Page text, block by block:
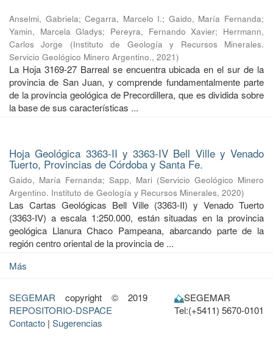
Anselmi, Gabriela;Cegarra, Marcelo I.; Gaido, María Fernanda;
Yamin, Marcela Gladys; Pereyra, Fernando Xavier; Herrmann,
Carlos Jorge
(Instituto de Geología y Recursos Minerales.
Servicio Geológico Minero Argentino., 2021)
La Hoja 3169-27 Barreal se encuentra ubicada en el sur de la
provincia de San Juan, y comprende fundamentalmente parte
de la provincia geológica de Precordillera, que es dividida sobre
la base de sus características ...
Hoja Geológica 3363-II y 3363-IV Bell Ville y Venado
Tuerto, Provincias de Córdoba y Santa Fe.
Gaido, María Fernanda; Sapp, Mari (Servicio Geológico Minero
Argentino. Instituto de Geología y Recursos Minerales, 2020)
Las Cartas Geológicas Bell Ville (3363-II) y Venado Tuerto
(3363-IV) a escala 1:250.000, están situadas en la provincia
geológica Llanura Chaco Pampeana, abarcando parte de la
región centro oriental de la provincia de ...
Más
SEGEMAR copyright © 2019
REPOSITORIO-DSPACE
Contacto | Sugerencias
SEGEMAR
Tel:(+5411) 5670-0101